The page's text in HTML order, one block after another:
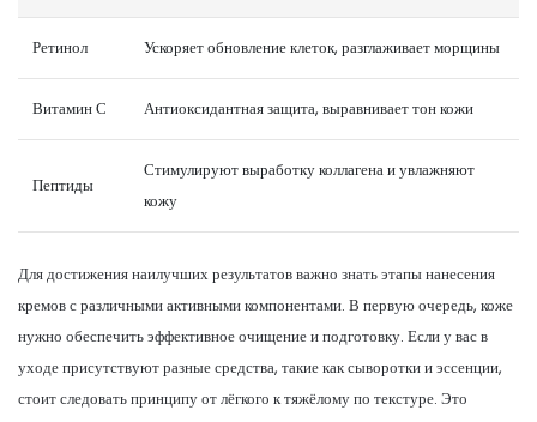
Ретинол Ускоряет обновление клеток, разглаживает морщины
Витамин С Антиоксидантная защита, выравнивает тон кожи
Пептиды
Стимулируют выработку коллагена и увлажняют
кожу
Для достижения наилучших результатов важно знать этапы нанесения
кремов с различными активными компонентами. В первую очередь, коже
нужно обеспечить эффективное очищение и подготовку. Если у вас в
уходе присутствуют разные средства, такие как сыворотки и эссенции,
стоит следовать принципу от лёгкого к тяжёлому по текстуре. Это